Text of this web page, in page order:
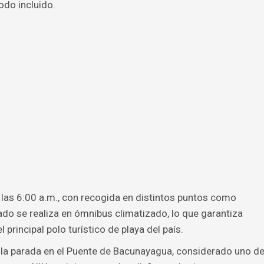
incluido.
6:00 a.m., con recogida en distintos puntos como
se realiza en ómnibus climatizado, lo que garantiza
polo turístico de playa del país.
parada en el Puente de Bacunayagua, considerado uno de